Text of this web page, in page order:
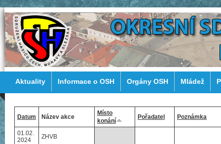
Aktuality Informace o OSH Orgány OSH Mládež
Datum Název akce
Místo
konání
Pořadatel Poznámka
01.02.
2024
ZHVB